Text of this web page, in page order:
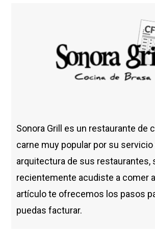
Sonora Grill es un restaurante de
carne muy popular por su servicio
arquitectura de sus restaurantes,
recientemente acudiste a comer
artículo te ofrecemos los pasos
puedas facturar.